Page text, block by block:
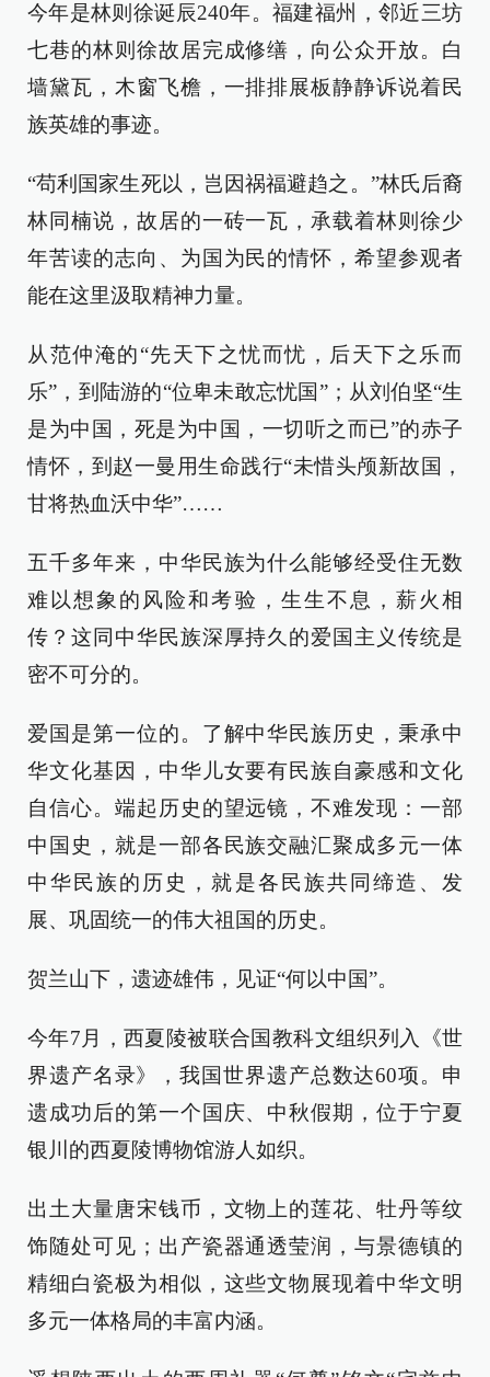
今年是林则徐诞辰240年。福建福州，邻近三坊
七巷的林则徐故居完成修缮，向公众开放。白
墙黛瓦，木窗飞檐，一排排展板静静诉说着民
族英雄的事迹。
“苟利国家生死以，岂因祸福避趋之。”林氏后裔
林同楠说，故居的一砖一瓦，承载着林则徐少
年苦读的志向、为国为民的情怀，希望参观者
能在这里汲取精神力量。
从范仲淹的“先天下之忧而忧，后天下之乐而
乐”，到陆游的“位卑未敢忘忧国”；从刘伯坚“生
是为中国，死是为中国，一切听之而已”的赤子
情怀，到赵一曼用生命践行“未惜头颅新故国，
甘将热血沃中华”……
五千多年来，中华民族为什么能够经受住无数
难以想象的风险和考验，生生不息，薪火相
传？这同中华民族深厚持久的爱国主义传统是
密不可分的。
爱国是第一位的。了解中华民族历史，秉承中
华文化基因，中华儿女要有民族自豪感和文化
自信心。端起历史的望远镜，不难发现：一部
中国史，就是一部各民族交融汇聚成多元一体
中华民族的历史，就是各民族共同缔造、发
展、巩固统一的伟大祖国的历史。
贺兰山下，遗迹雄伟，见证“何以中国”。
今年7月，西夏陵被联合国教科文组织列入《世
界遗产名录》，我国世界遗产总数达60项。申
遗成功后的第一个国庆、中秋假期，位于宁夏
银川的西夏陵博物馆游人如织。
出土大量唐宋钱币，文物上的莲花、牡丹等纹
饰随处可见；出产瓷器通透莹润，与景德镇的
精细白瓷极为相似，这些文物展现着中华文明
多元一体格局的丰富内涵。